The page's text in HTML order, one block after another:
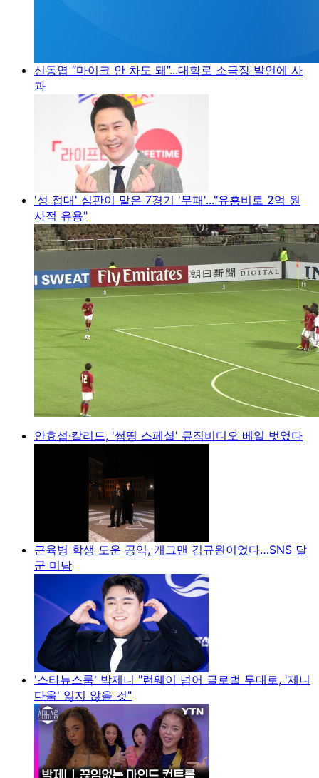
신동엽 “마이크 안 차도 돼”...대학로 소극장 발언에 사
과
'성 접대' 심판이 맡은 7경기 '무패'..."유흥비로 2억 원
사적 유용"
안효섭·칼리드, '썸띵 스페셜' 뮤직비디오 베일 벗었다
근육병 학생 도운 공익, 개그맨 김규원이었다…SNS 달
군 미담
'스타뉴스룸' 박제니 "런웨이 넘어 글로벌 무대로, '제니
다움' 잃지 않을 것"